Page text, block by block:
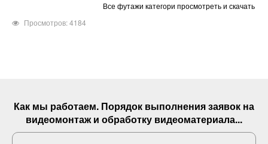
Все футажи категори просмотреть и скачать
Просмотров: 4184
Как мы работаем. Порядок выполнениязаявок на
видеомонтаж и обработку видеоматериала...